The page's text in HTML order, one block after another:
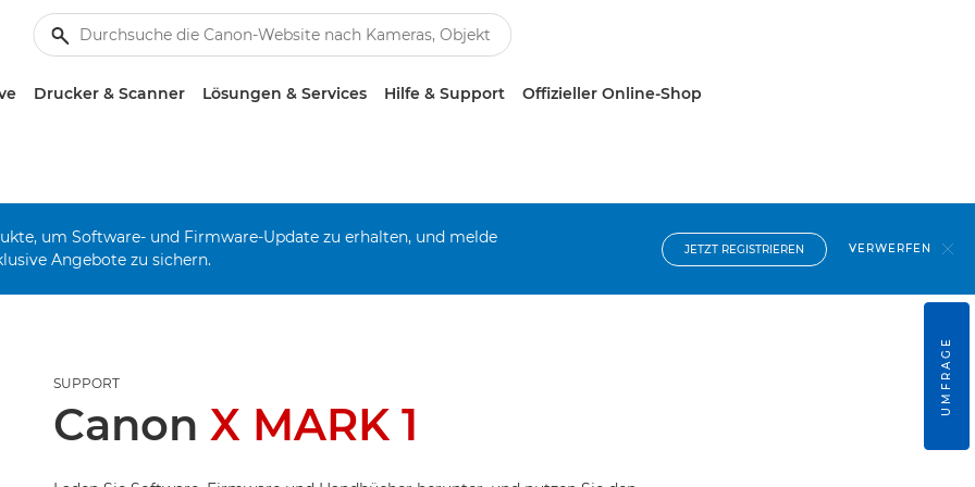
Drucker & Scanner Lösungen & Services Hilfe & Support Offizieller Online-Shop
um Software- und Firmware-Update zu erhalten, und melde
Angebote zu sichern.
JETZT REGISTRIEREN VERWERFEN
SUPPORT
Canon X MARK 1
UMFRAGE